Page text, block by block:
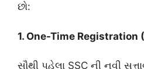
છો:
1. One-Time Registration
સૌથી પહેલા SSC ની નવી